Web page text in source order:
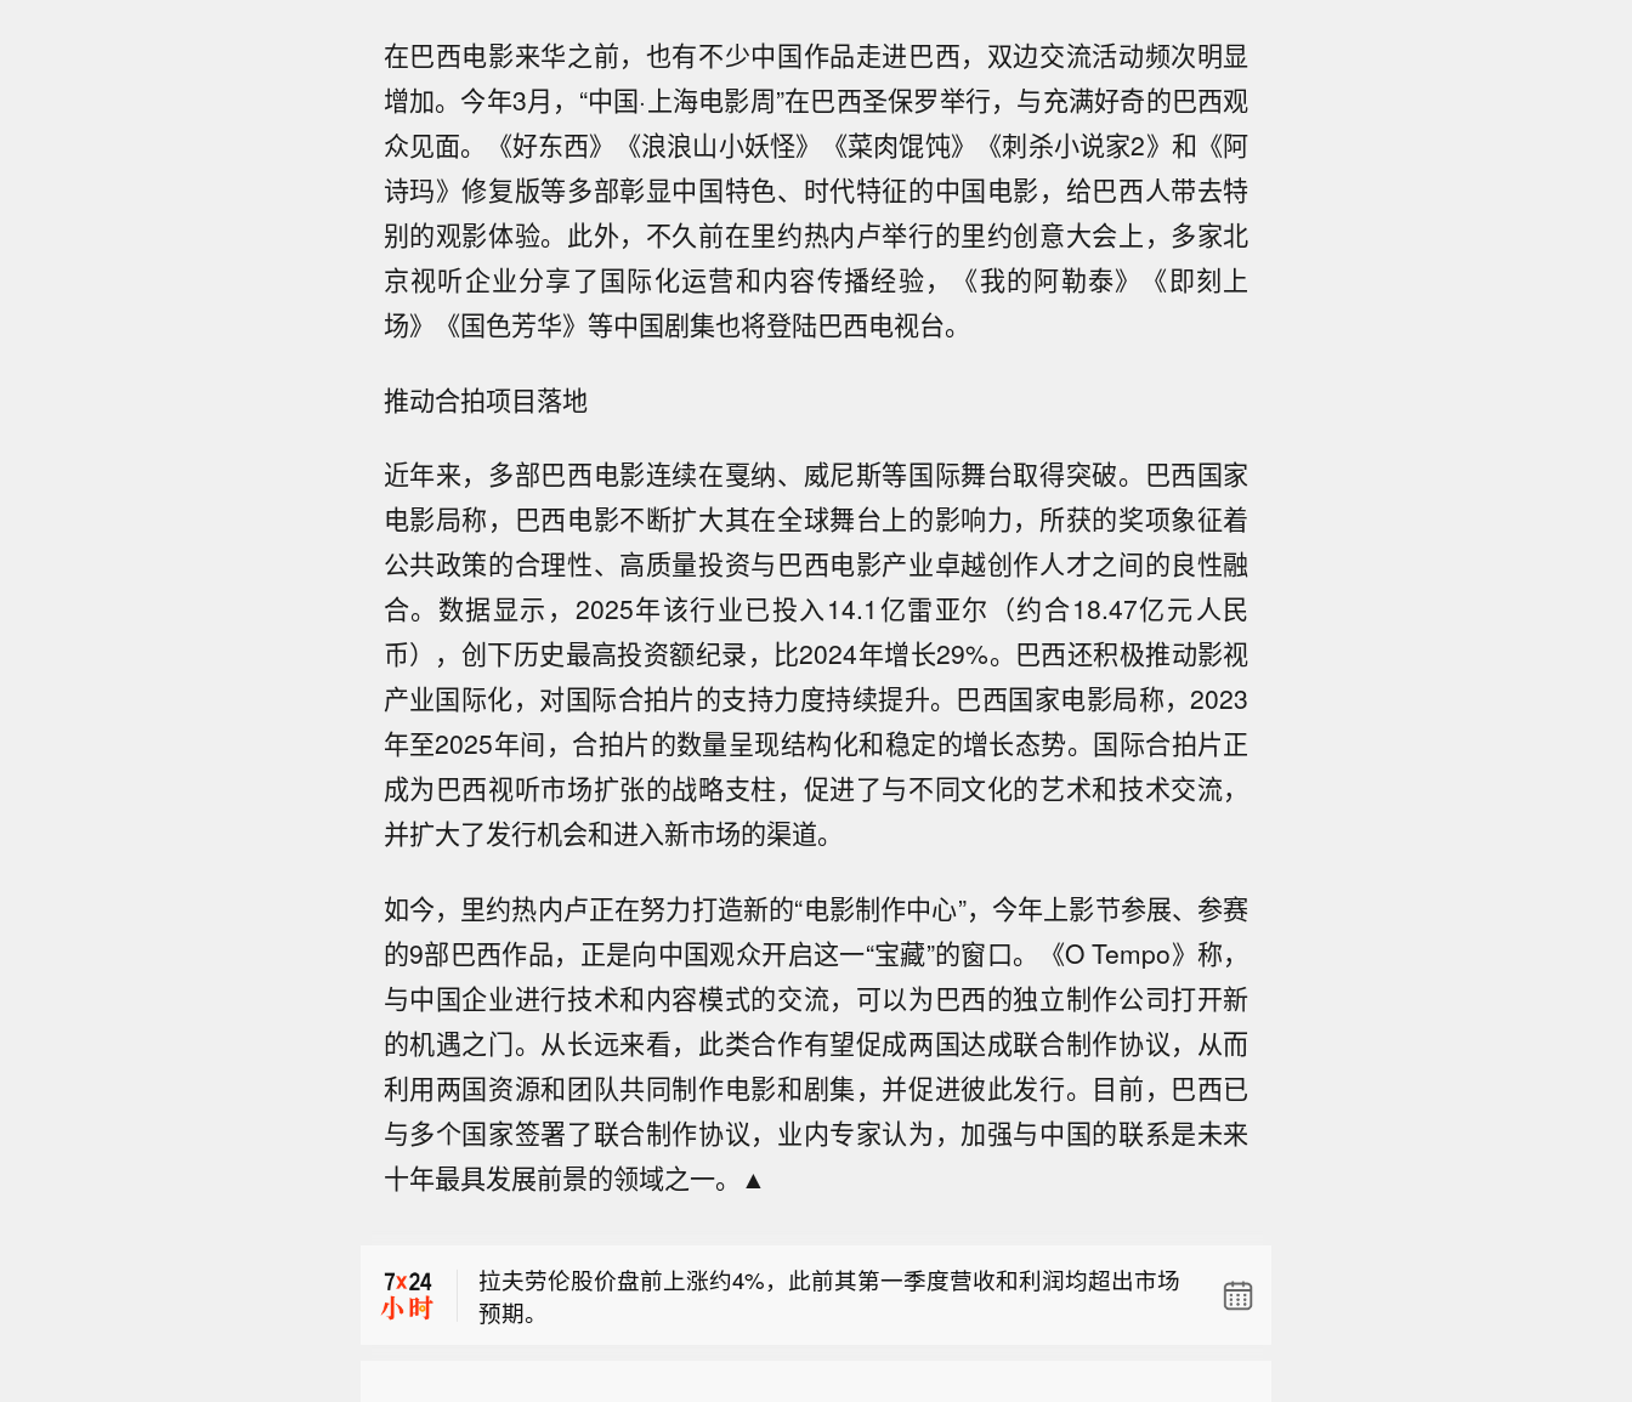
在巴西电影来华之前，也有不少中国作品走进巴西，双边交流活动频次明显
增加。今年3月，“中国·上海电影周”在巴西圣保罗举行，与充满好奇的巴西观
众见面。《好东西》《浪浪山小妖怪》《菜肉馄饨》《刺杀小说家2》和《阿
诗玛》修复版等多部彰显中国特色、时代特征的中国电影，给巴西人带去特
别的观影体验。此外，不久前在里约热内卢举行的里约创意大会上，多家北
京视听企业分享了国际化运营和内容传播经验，《我的阿勒泰》《即刻上
场》《国色芳华》等中国剧集也将登陆巴西电视台。
推动合拍项目落地
近年来，多部巴西电影连续在戛纳、威尼斯等国际舞台取得突破。巴西国家
电影局称，巴西电影不断扩大其在全球舞台上的影响力，所获的奖项象征着
公共政策的合理性、高质量投资与巴西电影产业卓越创作人才之间的良性融
合。数据显示，2025年该行业已投入14.1亿雷亚尔（约合18.47亿元‌人民
币），创下历史最高投资额纪录，比2024年增长29%。巴西还积极推动影视
产业国际化，对国际合拍片的支持力度持续提升。巴西国家电影局称，2023
年至2025年间，合拍片的数量呈现结构化和稳定的增长态势。国际合拍片正
成为巴西视听市场扩张的战略支柱，促进了与不同文化的艺术和技术交流，
并扩大了发行机会和进入新市场的渠道。
如今，里约热内卢正在努力打造新的“电影制作中心”，今年上影节参展、参赛
的9部巴西作品，正是向中国观众开启这一“宝藏”的窗口。《O Tempo》称，
与中国企业进行技术和内容模式的交流，可以为巴西的独立制作公司打开新
的机遇之门。从长远来看，此类合作有望促成两国达成联合制作协议，从而
利用两国资源和团队共同制作电影和剧集，并促进彼此发行。目前，巴西已
与多个国家签署了联合制作协议，业内专家认为，加强与中国的联系是未来
十年最具发展前景的领域之一。▲
莱茵金属首席执行官：长期来看，我们希望通过本国及国际项目弥补F
126项目带来的损失。
布最新报告称，伊冲突、美债利率高企及韩国第二轮监管去杠杆等风
险释放之后，最快8月上旬就有望逐步迎来转机。我们判断，当前已经
拉夫劳伦股价盘前上涨约4%，此前其第一季度营收和利润均超出市场
预期。